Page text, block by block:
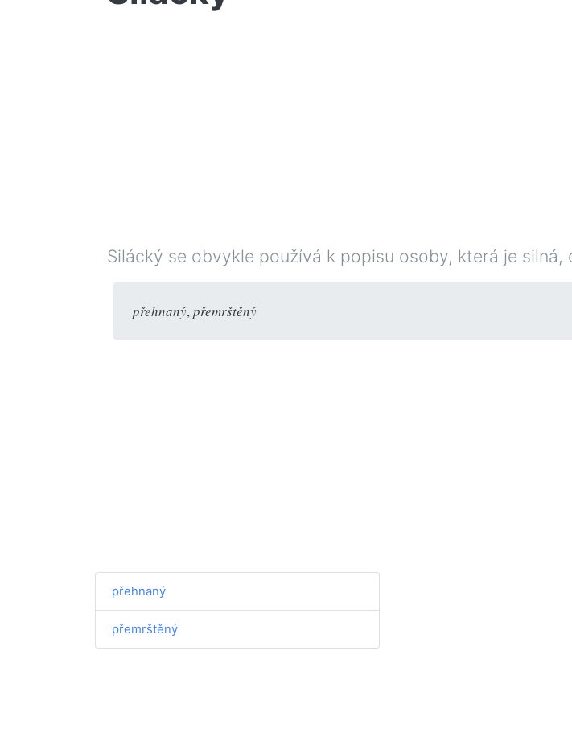
Silácký se obvykle používá k popisu osoby, která je
přehnaný, přemrštěný
přehnaný
přemrštěný